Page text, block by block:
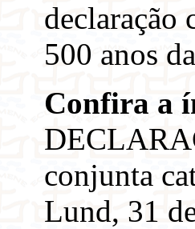
declaração
500 anos
Confira a
conjunta
Lund, 31